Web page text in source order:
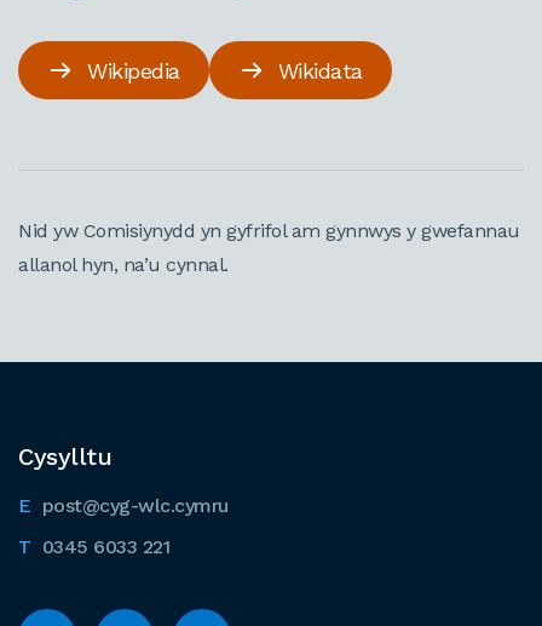
Wikipedia Wikidata
Nid yw Comisiynydd yn gyfrifol am gynnwys y gwefannau
allanol hyn, na’u cynnal.
Cysylltu
post@cyg-wlc.cymru
0345 6033 221